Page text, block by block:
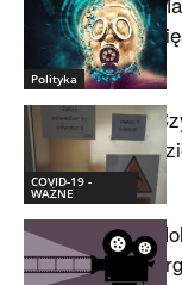
Polityka
COVID-19 -
WAŻNE